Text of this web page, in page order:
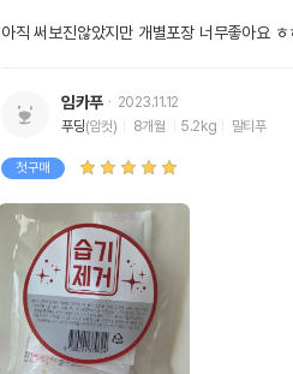
아직 써보진않았지만 개별포장 너무좋아요 ㅎ
임카푸
2023.11.12
푸딩(암컷) 8개월 5.2kg 말티푸
첫구매